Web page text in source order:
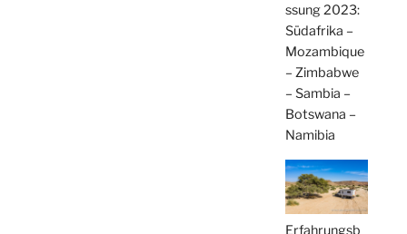
ssung 2023:
Südafrika –
Mozambique
– Zimbabwe
– Sambia –
Botswana –
Namibia
Erfahrungsb